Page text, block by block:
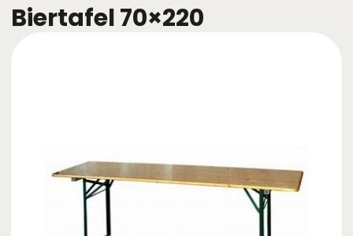
Biertafel 70×220